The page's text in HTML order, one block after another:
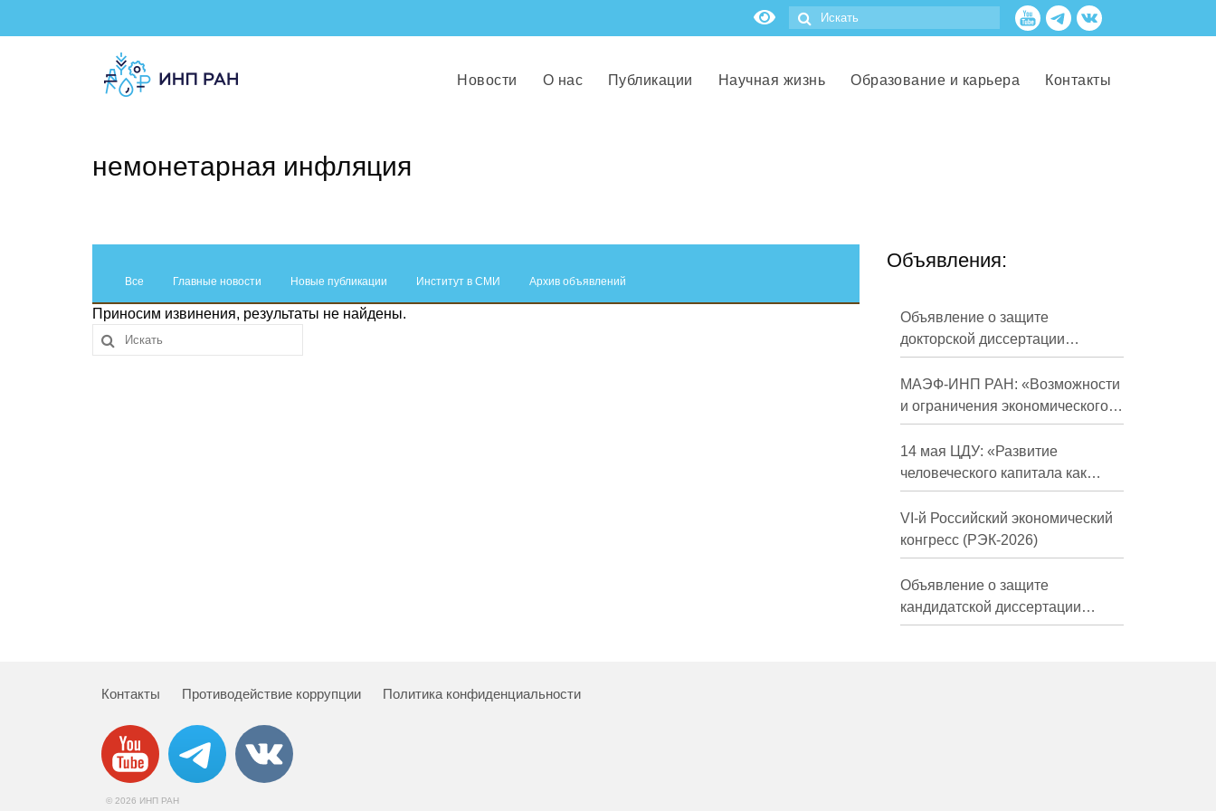
Новости О нас Публикации Научная жизнь Образование и карьера Контакты
немонетарная инфляция
Все Главные новости Новые публикации Институт в СМИ Архив объявлений
Приносим извинения, результаты не найдены.
Объявления:
Объявление о защите
докторской диссертации
Кузнецова Михаила
Евгеньевича
МАЭФ-ИНП РАН: «Возможности
и ограничения экономического
развития России в средне- и
долгосрочной перспективе»
14 мая ЦДУ: «Развитие
человеческого капитала как
фактор экономического роста»
VI-й Российский экономический
конгресс (РЭК-2026)
Объявление о защите
кандидатской диссертации
Трындиной Николь Сергеевны
Контакты Противодействие коррупции Политика конфиденциальности
© 2026 ИНП РАН